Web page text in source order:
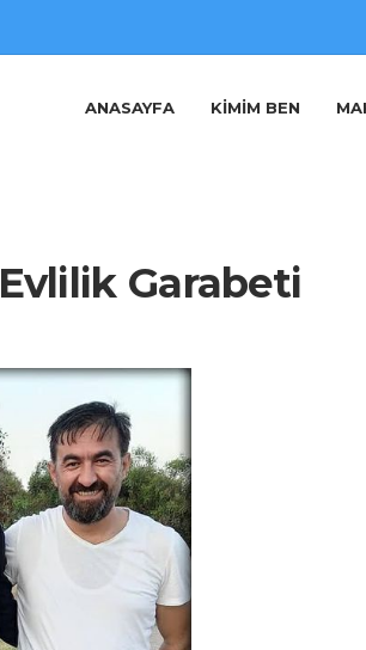
ANASAYFA KIMIM BEN
Evlilik Garabeti